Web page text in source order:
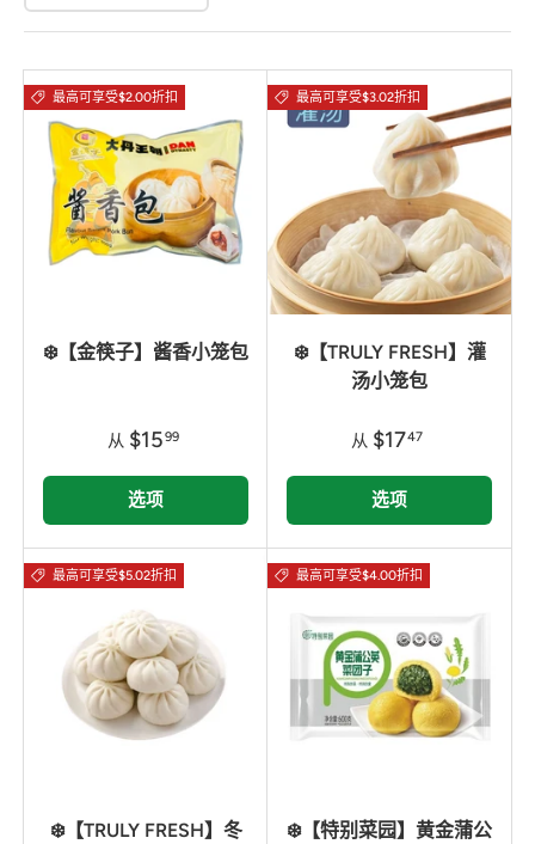
最高可享受$2.00折扣
❄️【金筷子】酱香小笼包
从 $1599
选项
最高可享受$3.02折扣
❄️【TRULY FRESH】灌
汤小笼包
从 $1747
选项
最高可享受$5.02折扣
❄️【TRULY FRESH】冬
最高可享受$4.00折扣
❄️【特别菜园】黄金蒲公